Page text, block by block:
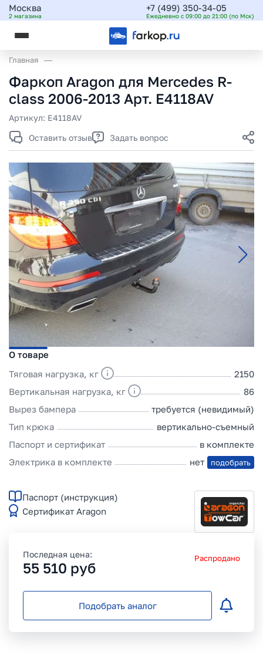
Москва
2 магазина
+7 (499) 350-34-05
Ежедневно с 09:00 до 21:00 (по Мск)
Главная
Фаркоп Aragon для Mercedes R-
class 2006-2013 Арт. E4118AV
Артикул: E4118AV
Оставить отзыв
Задать вопрос
О товаре
Тяговая нагрузка, кг
2150
Вертикальная нагрузка, кг
86
Вырез бампера
требуется (невидимый)
Тип крюка
вертикально-съемный
Паспорт и сертификат
в комплекте
Электрика в комплекте
нет подобрать
Паспорт (инструкция)
Сертификат Aragon
Последная цена:
55 510 руб
Распродано
Подобрать аналог